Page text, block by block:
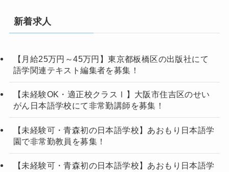
新着求人
【月給25万円～45万円】東京都板橋区の出版社にて
語学関連テキスト編集者を募集！
【未経験OK・適正校クラスⅠ】大阪市住吉区のせい
がん日本語学校にて非常勤講師を募集！
【未経験可・青森初の日本語学校】あおもり日本語学
園で非常勤教員を募集！
【未経験可・青森初の日本語学校】あおもり日本語学